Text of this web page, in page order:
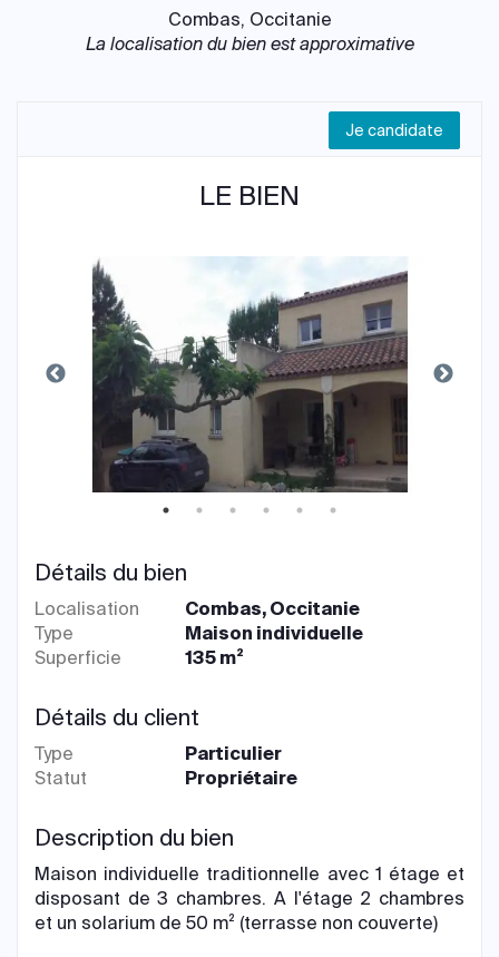
Combas, Occitanie
La localisation du bien est approximative
Je candidate
LE BIEN
Détails du bien
Localisation
Combas, Occitanie
Type
Maison individuelle
Superficie
135 m²
Détails du client
Type
Particulier
Statut
Propriétaire
Description du bien
Maison individuelle traditionnelle avec 1 étage et
disposant de 3 chambres. A l'étage 2 chambres
et un solarium de 50 m² (terrasse non couverte)